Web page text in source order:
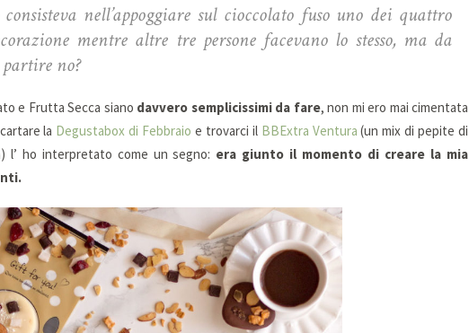
nell’appoggiare sul cioccolato fuso uno dei quattro
mentre altre tre persone facevano lo stesso, ma da
no?
e Frutta Secca siano davvero semplicissimi da fare, non mi ero mai cimentata
la Degustabox di Febbraio e trovarci il BBExtra Ventura (un mix di pepite di
l’ ho interpretato come un segno: era giunto il momento di creare la mia